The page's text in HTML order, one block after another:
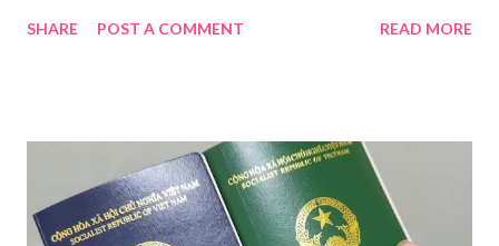
Hoài Nam đã ký ban hành Kế hoạch số 4316/KH-SYT về việc
trạng kinh doanh mỹ phẩm thật - giả lẫn lộn. Để chấn chỉnh, Sở Y
tế TP HCM sẽ phối hợp với các sở, ngành và chính quyền địa
phương tăng cường kiểm tra, giám sát. Đợt này, Phòng Nghiệp
SHARE POST A COMMENT READ MORE